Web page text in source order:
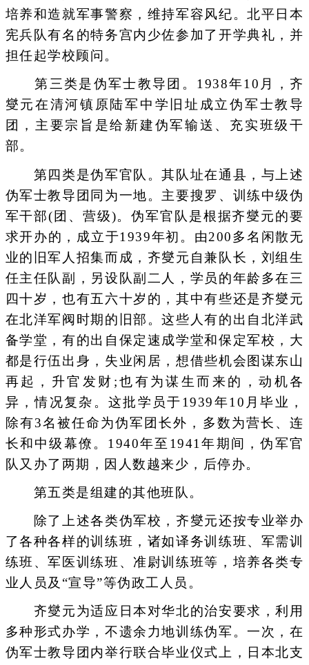
培养和造就军事警察，维持军容风纪。北平日本
宪兵队有名的特务宫内少佐参加了开学典礼，并
担任起学校顾问。
第三类是伪军士教导团。1938年10月，齐
燮元在清河镇原陆军中学旧址成立伪军士教导
团，主要宗旨是给新建伪军输送、充实班级干
部。
第四类是伪军官队。其队址在通县，与上述
伪军士教导团同为一地。主要搜罗、训练中级伪
军干部(团、营级)。伪军官队是根据齐燮元的要
求开办的，成立于1939年初。由200多名闲散无
业的旧军人招集而成，齐燮元自兼队长，刘组生
任主任队副，另设队副二人，学员的年龄多在三
四十岁，也有五六十岁的，其中有些还是齐燮元
在北洋军阀时期的旧部。这些人有的出自北洋武
备学堂，有的出自保定速成学堂和保定军校，大
都是行伍出身，失业闲居，想借些机会图谋东山
再起，升官发财;也有为谋生而来的，动机各
异，情况复杂。这批学员于1939年10月毕业，
除有3名被任命为伪军团长外，多数为营长、连
长和中级幕僚。1940年至1941年期间，伪军官
队又办了两期，因人数越来少，后停办。
第五类是组建的其他班队。
除了上述各类伪军校，齐燮元还按专业举办
了各种各样的训练班，诸如译务训练班、军需训
练班、军医训练班、准尉训练班等，培养各类专
业人员及“宣导”等伪政工人员。
齐燮元为适应日本对华北的治安要求，利用
多种形式办学，不遗余力地训练伪军。一次，在
伪军士教导团内举行联合毕业仪式上，日本北支